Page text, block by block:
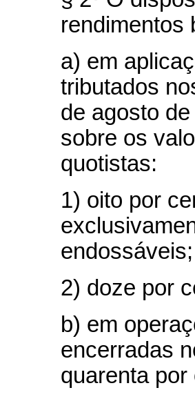
rendimentos
a) em
tributados
de agosto
sobre os
quotistas:
1) oito por
endossáveis;
2) doze por
b) em
encerradas
quarenta por